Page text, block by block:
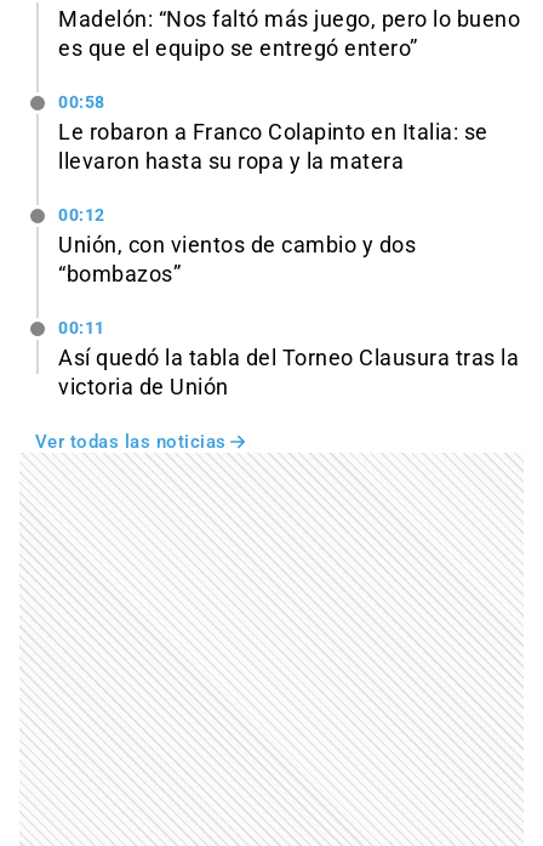
Madelón: “Nos faltó más juego, pero lo bueno
es que el equipo se entregó entero”
00:58
Le robaron a Franco Colapinto en Italia: se
llevaron hasta su ropa y la matera
00:12
Unión, con vientos de cambio y dos
“bombazos”
00:11
Así quedó la tabla del Torneo Clausura tras la
victoria de Unión
Ver todas las noticias